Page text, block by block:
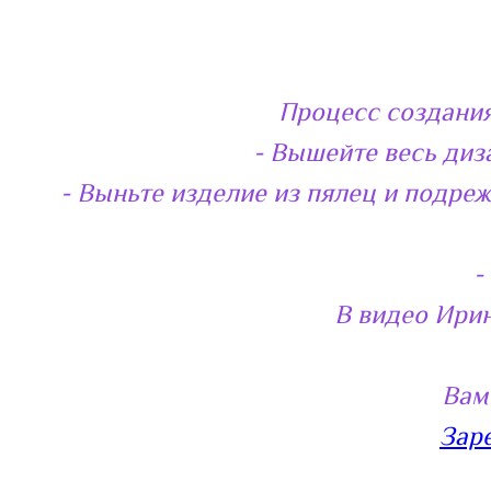
Процесс
- Вышейте весь
- Выньте изделие из пялец и
-
В видео